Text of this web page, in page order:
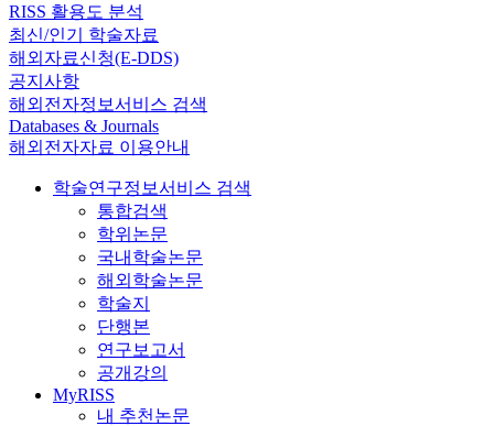
RISS 활용도 분석
최신/인기 학술자료
해외자료신청(E-DDS)
공지사항
해외전자정보서비스 검색
Databases & Journals
해외전자자료 이용안내
학술연구정보서비스 검색
통합검색
학위논문
국내학술논문
해외학술논문
학술지
단행본
연구보고서
공개강의
MyRISS
내 추천논문